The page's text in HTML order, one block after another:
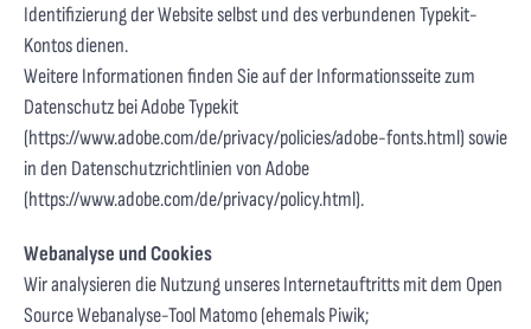
Identifizierung der Website selbst und des verbundenen Typekit-
Kontos dienen.
Weitere Informationen finden Sie auf der Informationsseite zum
Datenschutz bei Adobe Typekit
(https://www.adobe.com/de/privacy/policies/adobe-fonts.html) sowie
in den Datenschutzrichtlinien von Adobe
(https://www.adobe.com/de/privacy/policy.html).
Webanalyse und Cookies
Wir analysieren die Nutzung unseres Internetauftritts mit dem Open
Source Webanalyse-Tool Matomo (ehemals Piwik;